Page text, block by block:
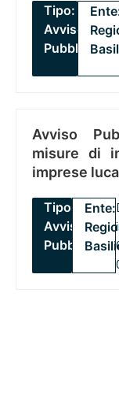
Tipo:
Avviso
Pubblico
Avviso
misure di
imprese
Tipo:
Avviso
Pubblico
Ente: